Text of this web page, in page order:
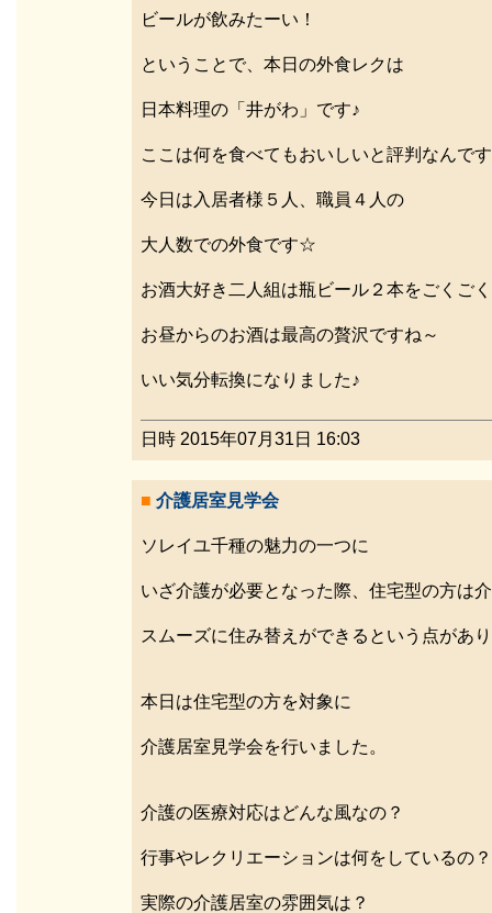
ビールが飲みたーい！
ということで、本日の外食レクは
日本料理の「井がわ」です♪
ここは何を食べてもおいしいと評判なんで
今日は入居者様５人、職員４人の
大人数での外食です☆
お酒大好き二人組は瓶ビール２本をごくご
お昼からのお酒は最高の贅沢ですね～
いい気分転換になりました♪
日時 2015年07月31日 16:03
■ 介護居室見学会
ソレイユ千種の魅力の一つに
いざ介護が必要となった際、住宅型の方は
スムーズに住み替えができるという点があ
本日は住宅型の方を対象に
介護居室見学会を行いました。
介護の医療対応はどんな風なの？
行事やレクリエーションは何をしているの？
実際の介護居室の雰囲気は？